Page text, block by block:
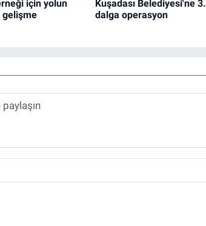
için yolun
gelişme
Kuşadası Belediyesi'ne 3.
dalga operasyon